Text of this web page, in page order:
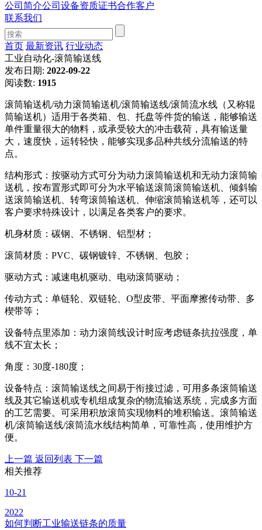
公司简介公司设备资质证书合作客户
联系我们
首页 最新资讯 行业动态
工业自动化-滚筒输送线
发布日期: 2022-09-22
阅读数: 1915
滚筒输送机/动力滚筒输送机/滚筒输送线/滚筒流水线（又称辊
筒输送机）适用于各类箱、包、托盘等件货的输送，能够输送
单件重量很大的物料，或承受较大的冲击载荷，具有输送量
大，速度快，运转轻快，能够实现多品种共线分流输送的特
点。
结构形式：按驱动方式可分为动力滚筒输送机和无动力滚筒输
送机，按布置形式即可分为水平输送滚筒滚筒输送机、倾斜输
送滚筒输送机、转弯滚筒输送机、伸缩滚筒输送机等，还可以
客户要求特殊设计，以满足各类客户的要求。
机身材质：碳钢、不锈钢、铝型材；
滚筒材质：PVC、碳钢镀锌、不锈钢、包胶；
驱动方式：减速电机驱动、电动滚筒驱动；
传动方式：单链轮、双链轮、O型皮带、平面摩擦传动带、多
楔带等；
设备特点里添加：动力滚筒线设计时应考虑链条抗拉强度，单
线不宜太长；
角度：30度-180度；
设备特点：滚筒输送线之间易于衔接过滤，可用多条滚筒输送
线及其它输送机或专机组成复杂的物流输送系统，完成多方面
的工艺需要。可采用积放滚筒实现物料的堆积输送。滚筒输送
机/滚筒输送线/滚筒流水线结构简单，可靠性高，使用维护方
便。
上一篇 返回列表 下一篇
相关推荐
10-21
2022
如何判断工业输送链条的质量